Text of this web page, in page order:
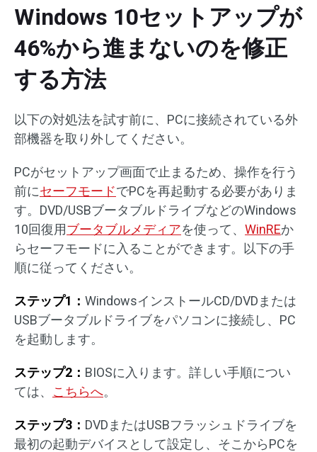
Windows 10セットアップが
46%から進まないのを修正
する方法
以下の対処法を試す前に、PCに接続されている外
部機器を取り外してください。
PCがセットアップ画面で止まるため、操作を行う
前にセーフモードでPCを再起動する必要がありま
す。DVD/USBブータブルドライブなどのWindows
10回復用ブータブルメディアを使って、 WinREか
らセーフモードに入ることができます。以下の手
順に従ってください。
ステップ1： WindowsインストールCD/DVDまたは
USBブータブルドライブをパソコンに接続し、PC
を起動します。
ステップ2： BIOSに入ります。詳しい手順につい
ては、 こちらへ。
ステップ3： DVDまたはUSBフラッシュドライブを
最初の起動デバイスとして設定し、そこからPCを